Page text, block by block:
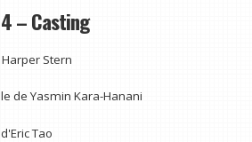
– Casting
Stern
de Yasmin Kara-Hanani
Tao